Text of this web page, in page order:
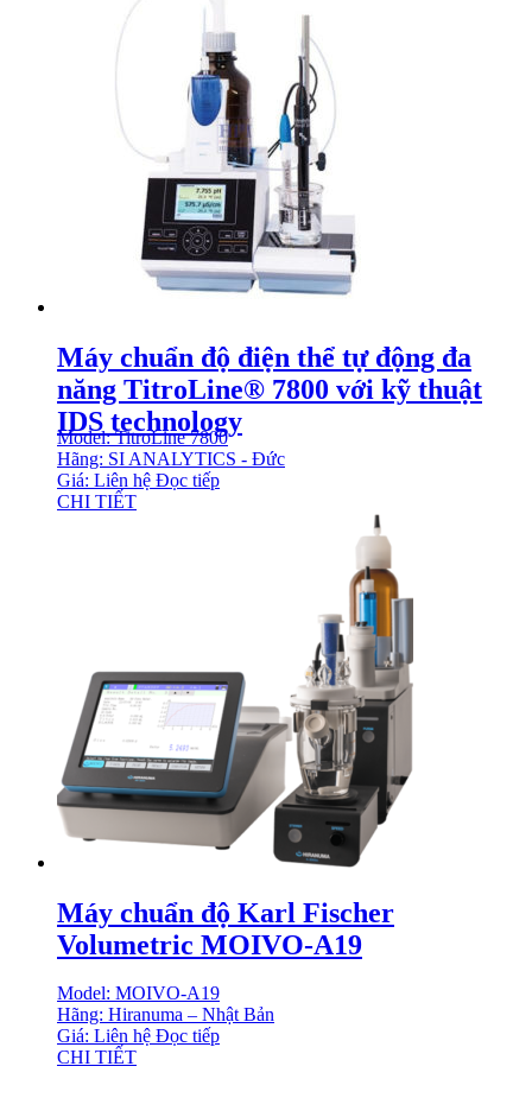
Máy chuẩn độ điện thể tự động đa
năng TitroLine® 7800 với kỹ thuật
IDS technology
Model: TitroLine 7800
Hãng: SI ANALYTICS - Đức
Giá: Liên hệ Đọc tiếp
CHI TIẾT
Máy chuẩn độ Karl Fischer
Volumetric MOIVO-A19
Model: MOIVO-A19
Hãng: Hiranuma – Nhật Bản
Giá: Liên hệ Đọc tiếp
CHI TIẾT